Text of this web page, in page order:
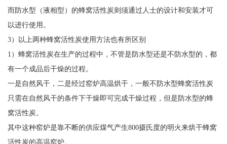
而防水型（液相型）的蜂窝活性炭则须通过人士的设计和安装才可
以进行使用。
3）以上两种蜂窝活性炭使用方法也有所区别
1）蜂窝活性炭在生产的过程中，不管是防水型还是不防水型的，都
有一个成品后干燥的过程。
一是自然风干，二是经过窑炉高温烘干，一般不防水型蜂窝活性炭
只需在自然风干的条件下干燥即可完成干燥过程，但是防水型的蜂
窝活性炭。
其中这种窑炉是靠不断的供应煤气产生800摄氏度的明火来烘干蜂窝
活性炭的高温窑炉。